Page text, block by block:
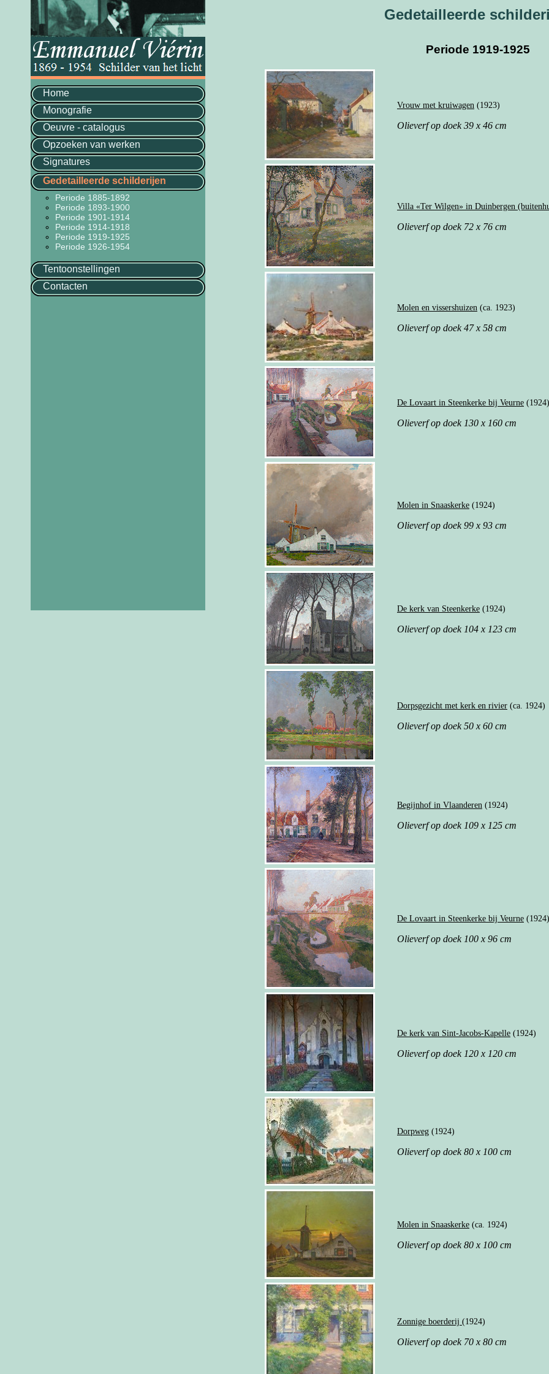
Home
Monografie
Oeuvre - catalogus
Opzoeken van werken
Signatures
Gedetailleerde schilderijen
Periode 1885-1892
Periode 1893-1900
Periode 1901-1914
Periode 1914-1918
Periode 1919-1925
Periode 1926-1954
Tentoonstellingen
Contacten
Gedetailleerde
Periode 1919-1925
Vrouw met kruiwagen (1923)
Olieverf op doek 39 x 46 cm
Villa «Ter Wilgen» in Duinbergen
Olieverf op doek 72 x 76 cm
Molen en vissershuizen (ca. 1923)
Olieverf op doek 47 x 58 cm
De Lovaart in Steenkerke bij Veurne (1924)
Olieverf op doek 130 x 160 cm
Molen in Snaaskerke (1924)
Olieverf op doek 99 x 93 cm
De kerk van Steenkerke (1924)
Olieverf op doek 104 x 123 cm
Dorpsgezicht met kerk en rivier (ca. 1924)
Olieverf op doek 50 x 60 cm
Begijnhof in Vlaanderen (1924)
Olieverf op doek 109 x 125 cm
De Lovaart in Steenkerke bij Veurne (1924)
Olieverf op doek 100 x 96 cm
De kerk van Sint-Jacobs-Kapelle (1924)
Olieverf op doek 120 x 120 cm
Dorpweg (1924)
Olieverf op doek 80 x 100 cm
Molen in Snaaskerke (ca. 1924)
Olieverf op doek 80 x 100 cm
Zonnige boerderij (1924)
Olieverf op doek 70 x 80 cm